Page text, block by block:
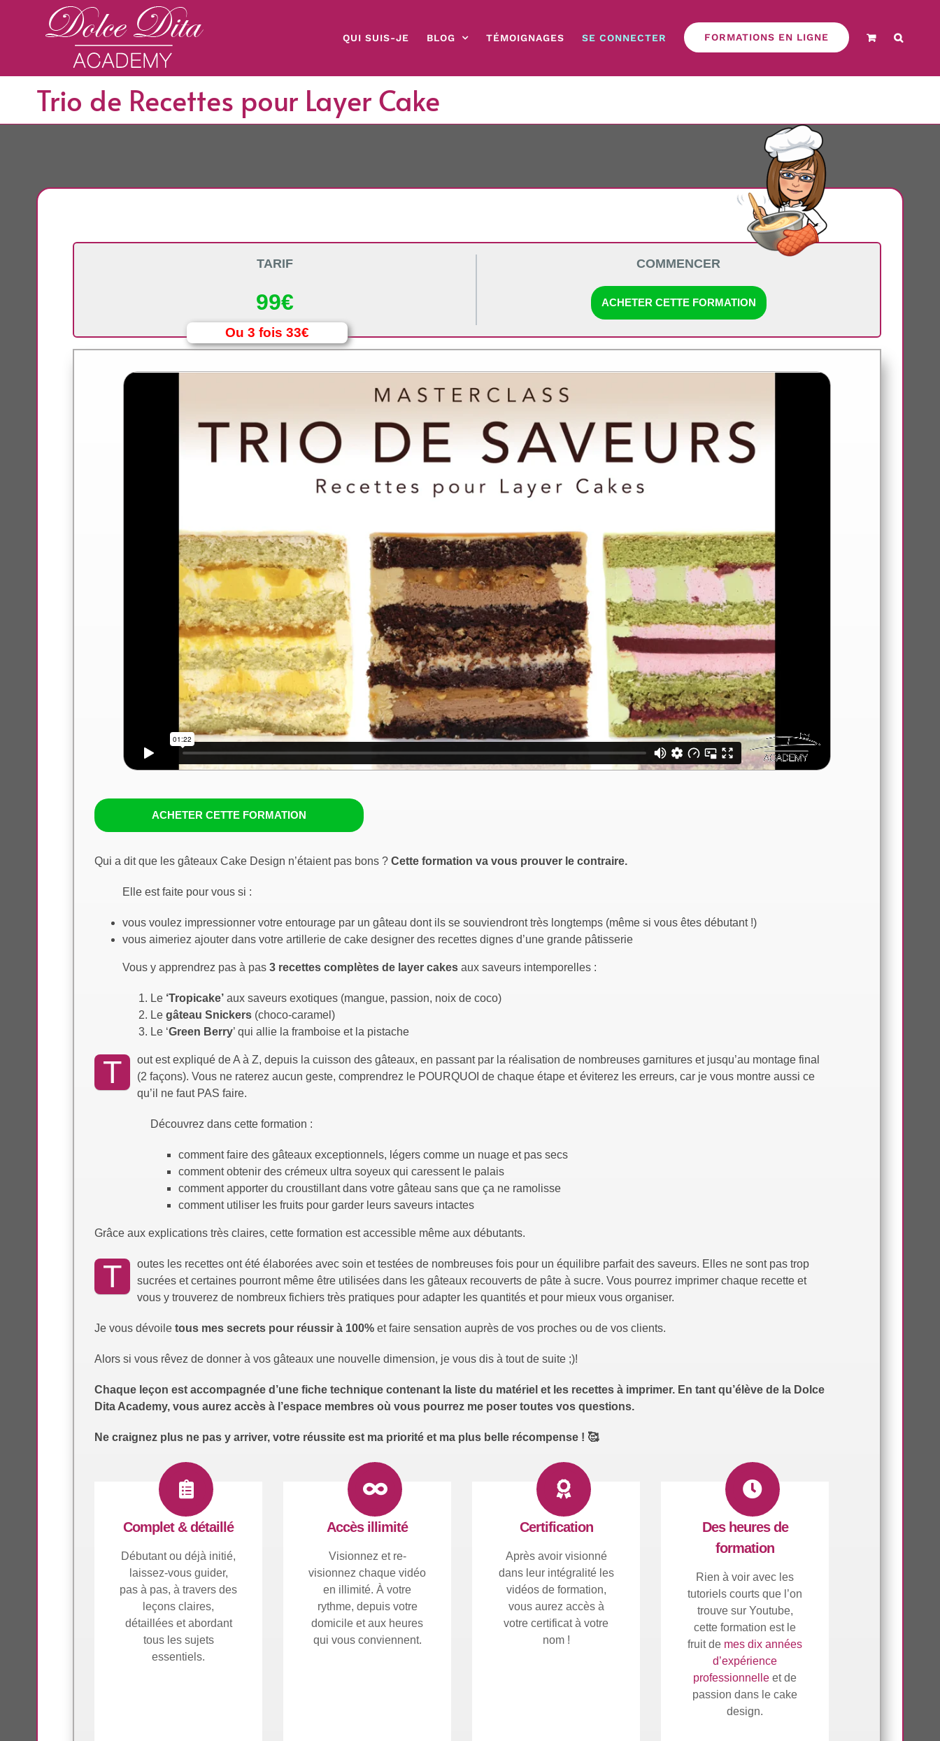
QUI SUIS-JE BLOG TÉMOIGNAGES SE CONNECTER FORMATIONS EN LIGNE
Trio de Recettes pour Layer Cake
TARIF
99€
COMMENCER
ACHETER CETTE FORMATION
Ou 3 fois 33€
ACHETER CETTE FORMATION
Qui a dit que les gâteaux Cake Design n’étaient pas bons ?Cette formation va vous prouver le contraire.
Elle est faite pour vous si :
vous voulez impressionner votre entourage par un gâteau dont ils se souviendront très longtemps (même si vous êtes débutant !)
vous aimeriez ajouter dans votre artillerie de cake designer des recettes dignes d’une grande pâtisserie
Vous y apprendrez pas à pas3 recettes complètes de layer cakes aux saveurs intemporelles :
Le ‘Tropicake’ aux saveurs exotiques (mangue, passion, noix de coco)
Legâteau Snickers (choco-caramel)
Le ‘Green Berry’ qui allie la framboise et la pistache
T
out est expliqué de A à Z, depuis la cuisson des gâteaux, en passant par la réalisation de nombreuses garnitures et jusqu’au montage final
(2 façons). Vous ne raterez aucun geste, comprendrez le POURQUOI de chaque étape et éviterez les erreurs, car je vous montre aussi ce
qu’il ne faut PAS faire.
Découvrez dans cette formation :
comment faire des gâteaux exceptionnels, légers comme un nuage et pas secs
comment obtenir des crémeux ultra soyeux qui caressent le palais
comment apporter du croustillant dans votre gâteau sans que ça ne ramolisse
comment utiliser les fruits pour garder leurs saveurs intactes
Grâce aux explications très claires, cette formation est accessible même aux débutants.
T
outes les recettes ont été élaborées avec soin et testées de nombreuses fois pour un équilibre parfait des saveurs. Elles ne sont pas trop
sucrées et certaines pourront même être utilisées dans les gâteaux recouverts de pâte à sucre. Vous pourrez imprimer chaque recette et
vous y trouverez de nombreux fichiers très pratiques pour adapter les quantités et pour mieux vous organiser.
Je vous dévoile tous mes secrets pour réussir à 100% et faire sensation auprès de vos proches ou de vos clients.
Alors si vous rêvez de donner à vos gâteaux une nouvelle dimension, je vous dis à tout de suite ;)!
Chaque leçon est accompagnée d’une fiche technique contenant la liste du matériel et les recettes à imprimer. En tant qu’élève de la Dolce
Dita Academy, vous aurez accès à l’espace membres où vous pourrez me poser toutes vos questions.
Ne craignez plus ne pas y arriver, votre réussite est ma priorité et ma plus belle récompense ! 🥰
Complet & détaillé
Débutant ou déjà initié,
laissez-vous guider,
pas à pas, à travers des
leçons claires,
détaillées et abordant
tous les sujets
essentiels.
Accès illimité
Visionnez et re-
visionnez chaque vidéo
en illimité. À votre
rythme, depuis votre
domicile et aux heures
qui vous conviennent.
Certification
Après avoir visionné
dans leur intégralité les
vidéos de formation,
vous aurez accès à
votre certificat à votre
nom !
Des heures de
formation
Rien à voir avec les
tutoriels courts que l’on
trouve sur Youtube,
cette formation est le
fruit de mes dix années
d’expérience
professionnelleet de
passion dans le cake
design.